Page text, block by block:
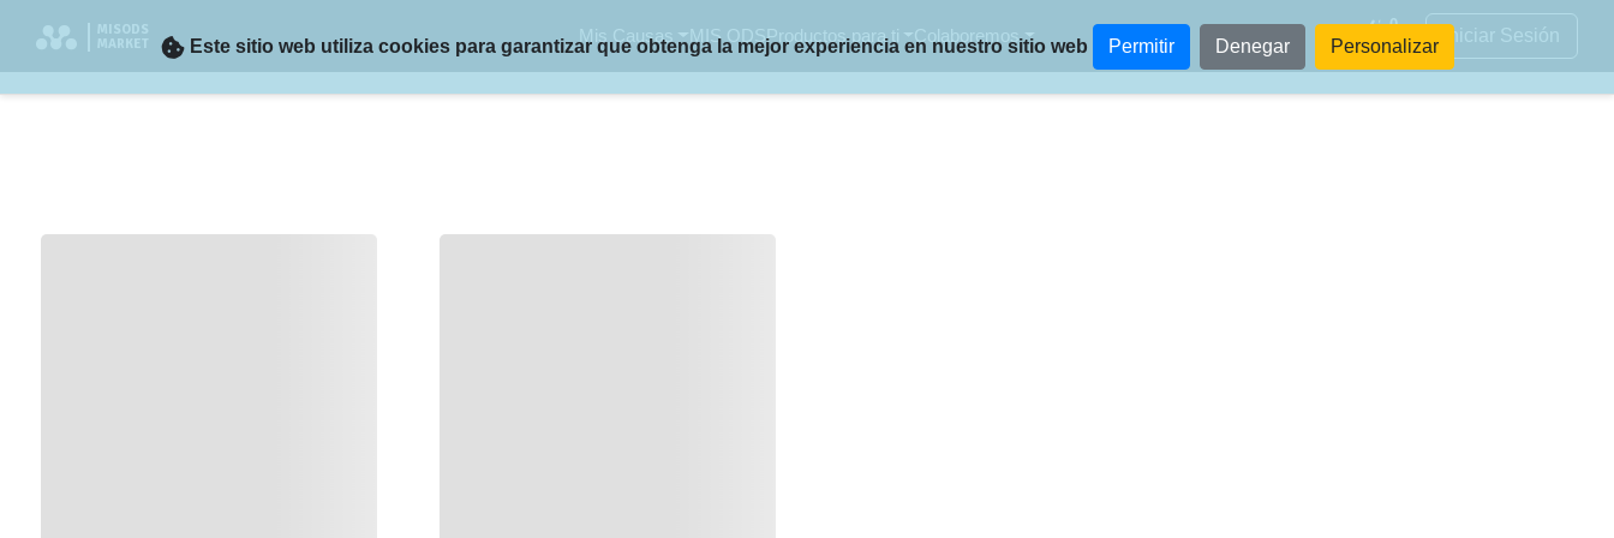
MISODS
MARKET
Mis Causas MIS ODSProductos para ti Colaboremos
0
Iniciar Sesión
Este sitio web utiliza cookies para garantizar que obtenga la mejor experiencia en nuestro sitio web Permitir Denegar Personalizar